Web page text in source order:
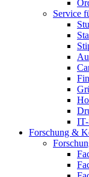
Service
Forschung &